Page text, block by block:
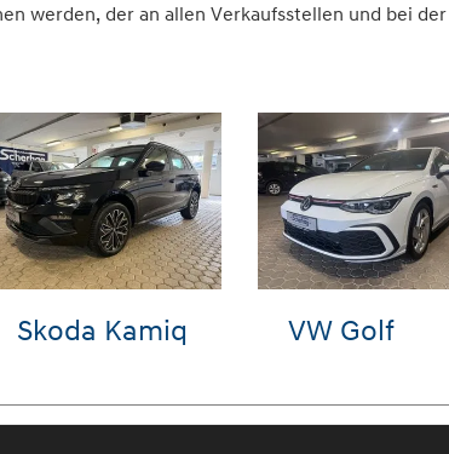
werden, der an allen Verkaufsstellen und bei
Tiguan Hyundai i10